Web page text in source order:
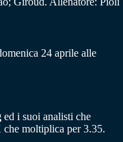
24 aprile alle
ed i suoi analisti che
moltiplica per 3.35.